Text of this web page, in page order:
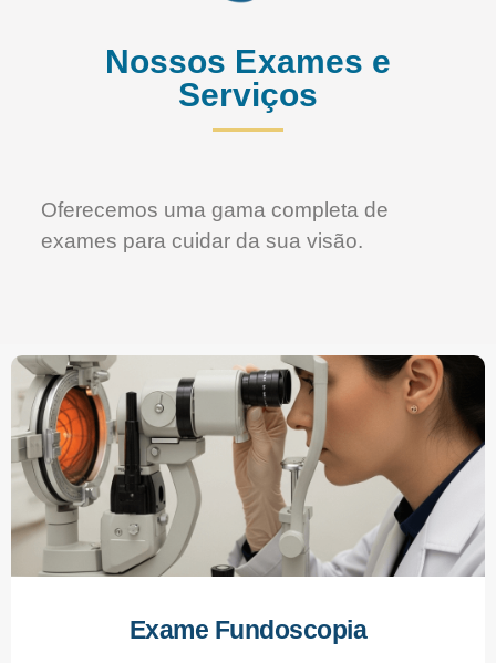
Nossos Exames e
Serviços
Oferecemos uma gama completa de
exames para cuidar da sua visão.
Exame Fundoscopia